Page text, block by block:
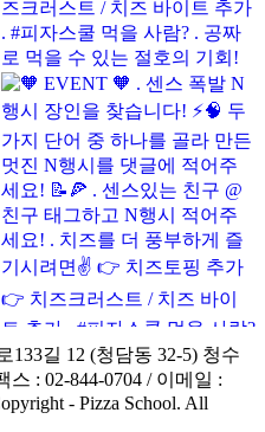
133길 12 (청담동 32-5) 청수
스 : 02-844-0704 / 이메일 :
- Pizza School. All